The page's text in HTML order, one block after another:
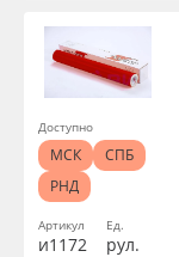
Артикул
и1172
Ед.
рул.
Доступно
МСК
СПБ
РНД